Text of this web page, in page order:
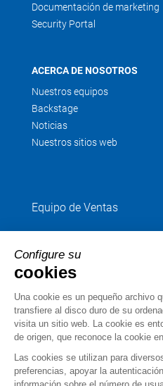
Documentación de marketing
Security Portal
ACERCA DE NOSOTROS
Nuestros equipos
Backstage
Noticias
Nuestros sitios web
Equipo de Ventas
Envíenos su petición
Síganos
Configure su
cookies
Una cookie es un pequeño archivo
transfiere al disco duro de su
visita un sitio web. La cookie es
de origen, que reconoce la cookie
Las cookies se utilizan para
preferencias, apoyar la
información sobre el número de